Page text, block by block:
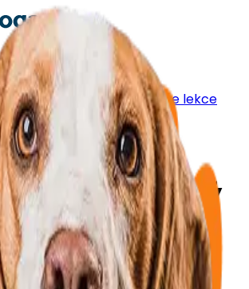
🎁 Koupit poukazRezervace lekce
nebo dárkový
lekci Pets Yogy ještě dnes👇